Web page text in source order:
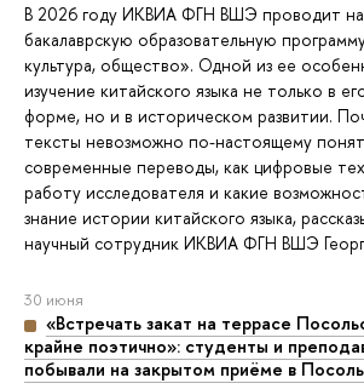
В 2026 году ИКВИА ФГН ВШЭ проводит
бакалаврскую образовательную
культура, общество». Одной из ее
изучение китайского языка не только в
форме, но и в историческом развитии.
тексты невозможно по-настоящему
современные переводы, как цифровые
работу исследователя и какие
знание истории китайского языка,
научный сотрудник ИКВИА ФГН ВШЭ
30 июня
«Встречать закат на террасе
крайне поэтично»: студенты и
побывали на закрытом приёме в